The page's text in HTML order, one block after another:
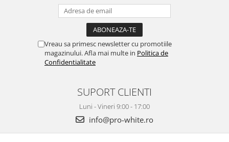
Vreau sa primesc newsletter cu promotiile
magazinului. Afla mai multe in Politica de
Confidentialitate
SUPORT CLIENTI
Luni - Vineri 9:00 - 17:00
info@pro-white.ro